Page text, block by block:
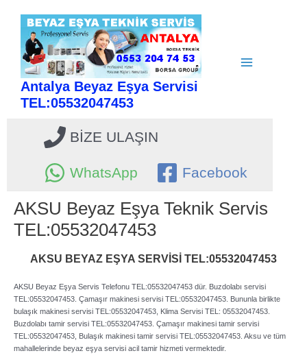
Antalya Beyaz Eşya Servisi
TEL:05532047453
BİZE ULAŞIN
WhatsApp Facebook
AKSU Beyaz Eşya Teknik Servis
TEL:05532047453
AKSU BEYAZ EŞYA SERVİSİ TEL:05532047453
AKSU Beyaz Eşya Servis Telefonu TEL:05532047453 dür. Buzdolabı servisi
TEL:05532047453. Çamaşır makinesi servisi TEL:05532047453. Bununla birlikte
bulaşık makinesi servisi TEL:05532047453, Klima Servisi TEL: 05532047453.
Buzdolabı tamir servisi TEL:05532047453. Çamaşır makinesi tamir servisi
TEL:05532047453, Bulaşık makinesi tamir servisi TEL:05532047453. Aksu ve tüm
mahallelerinde beyaz eşya servisi acil tamir hizmeti vermektedir.